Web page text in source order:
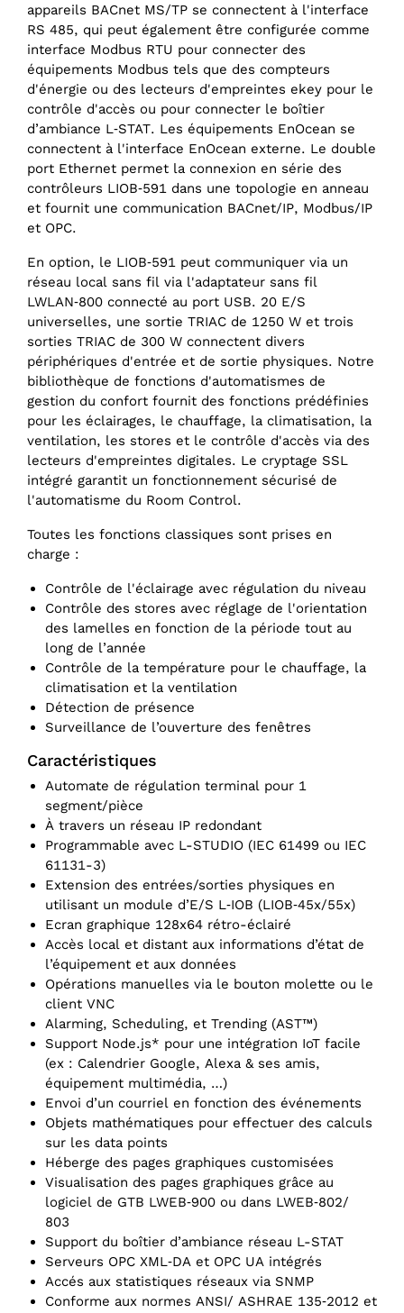
appareils BACnet MS/TP se connectent à l'interface
RS 485, qui peut également être configurée comme
interface Modbus RTU pour connecter des
équipements Modbus tels que des compteurs
d'énergie ou des lecteurs d'empreintes ekey pour le
contrôle d'accès ou pour connecter le boîtier
d’ambiance L‑STAT. Les équipements EnOcean se
connectent à l'interface EnOcean externe. Le double
port Ethernet permet la connexion en série des
contrôleurs LIOB‑591 dans une topologie en anneau
et fournit une communication BACnet/IP, Modbus/IP
et OPC.
En option, le LIOB‑591 peut communiquer via un
réseau local sans fil via l'adaptateur sans fil
LWLAN‑800 connecté au port USB. 20 E/S
universelles, une sortie TRIAC de 1250 W et trois
sorties TRIAC de 300 W connectent divers
périphériques d'entrée et de sortie physiques. Notre
bibliothèque de fonctions d'automatismes de
gestion du confort fournit des fonctions prédéfinies
pour les éclairages, le chauffage, la climatisation, la
ventilation, les stores et le contrôle d'accès via des
lecteurs d'empreintes digitales. Le cryptage SSL
intégré garantit un fonctionnement sécurisé de
l'automatisme du Room Control.
Toutes les fonctions classiques sont prises en
charge :
Contrôle de l'éclairage avec régulation du niveau
Contrôle des stores avec réglage de l'orientation
des lamelles en fonction de la période tout au
long de l’année
Contrôle de la température pour le chauffage, la
climatisation et la ventilation
Détection de présence
Surveillance de l’ouverture des fenêtres
Caractéristiques
Automate de régulation terminal pour 1
segment/pièce
À travers un réseau IP redondant
Programmable avec L-STUDIO (IEC 61499 ou IEC
61131-3)
Extension des entrées/sorties physiques en
utilisant un module d’E/S L‑IOB (LIOB‑45x/55x)
Ecran graphique 128x64 rétro-éclairé
Accès local et distant aux informations d’état de
l’équipement et aux données
Opérations manuelles via le bouton molette ou le
client VNC
Alarming, Scheduling, et Trending (AST™)
Support Node.js* pour une intégration IoT facile
(ex : Calendrier Google, Alexa & ses amis,
équipement multimédia, …)
Envoi d’un courriel en fonction des événements
Objets mathématiques pour effectuer des calculs
sur les data points
Héberge des pages graphiques customisées
Visualisation des pages graphiques grâce au
logiciel de GTB LWEB‑900 ou dans LWEB‑802/
803
Support du boîtier d’ambiance réseau L-STAT
Serveurs OPC XML‑DA et OPC UA intégrés
Accés aux statistiques réseaux via SNMP
Conforme aux normes ANSI/ ASHRAE 135‑2012 et